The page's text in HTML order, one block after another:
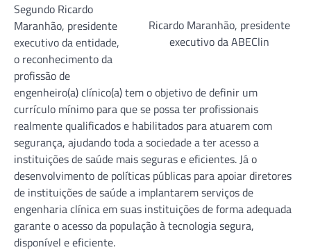
Ricardo Maranhão, presidente
executivo da ABEClin
Segundo Ricardo
Maranhão, presidente
executivo da entidade,
o reconhecimento da
profissão de
engenheiro(a) clínico(a) tem o objetivo de definir um
currículo mínimo para que se possa ter profissionais
realmente qualificados e habilitados para atuarem com
segurança, ajudando toda a sociedade a ter acesso a
instituições de saúde mais seguras e eficientes. Já o
desenvolvimento de políticas públicas para apoiar diretores
de instituições de saúde a implantarem serviços de
engenharia clínica em suas instituições de forma adequada
garante o acesso da população à tecnologia segura,
disponível e eficiente.